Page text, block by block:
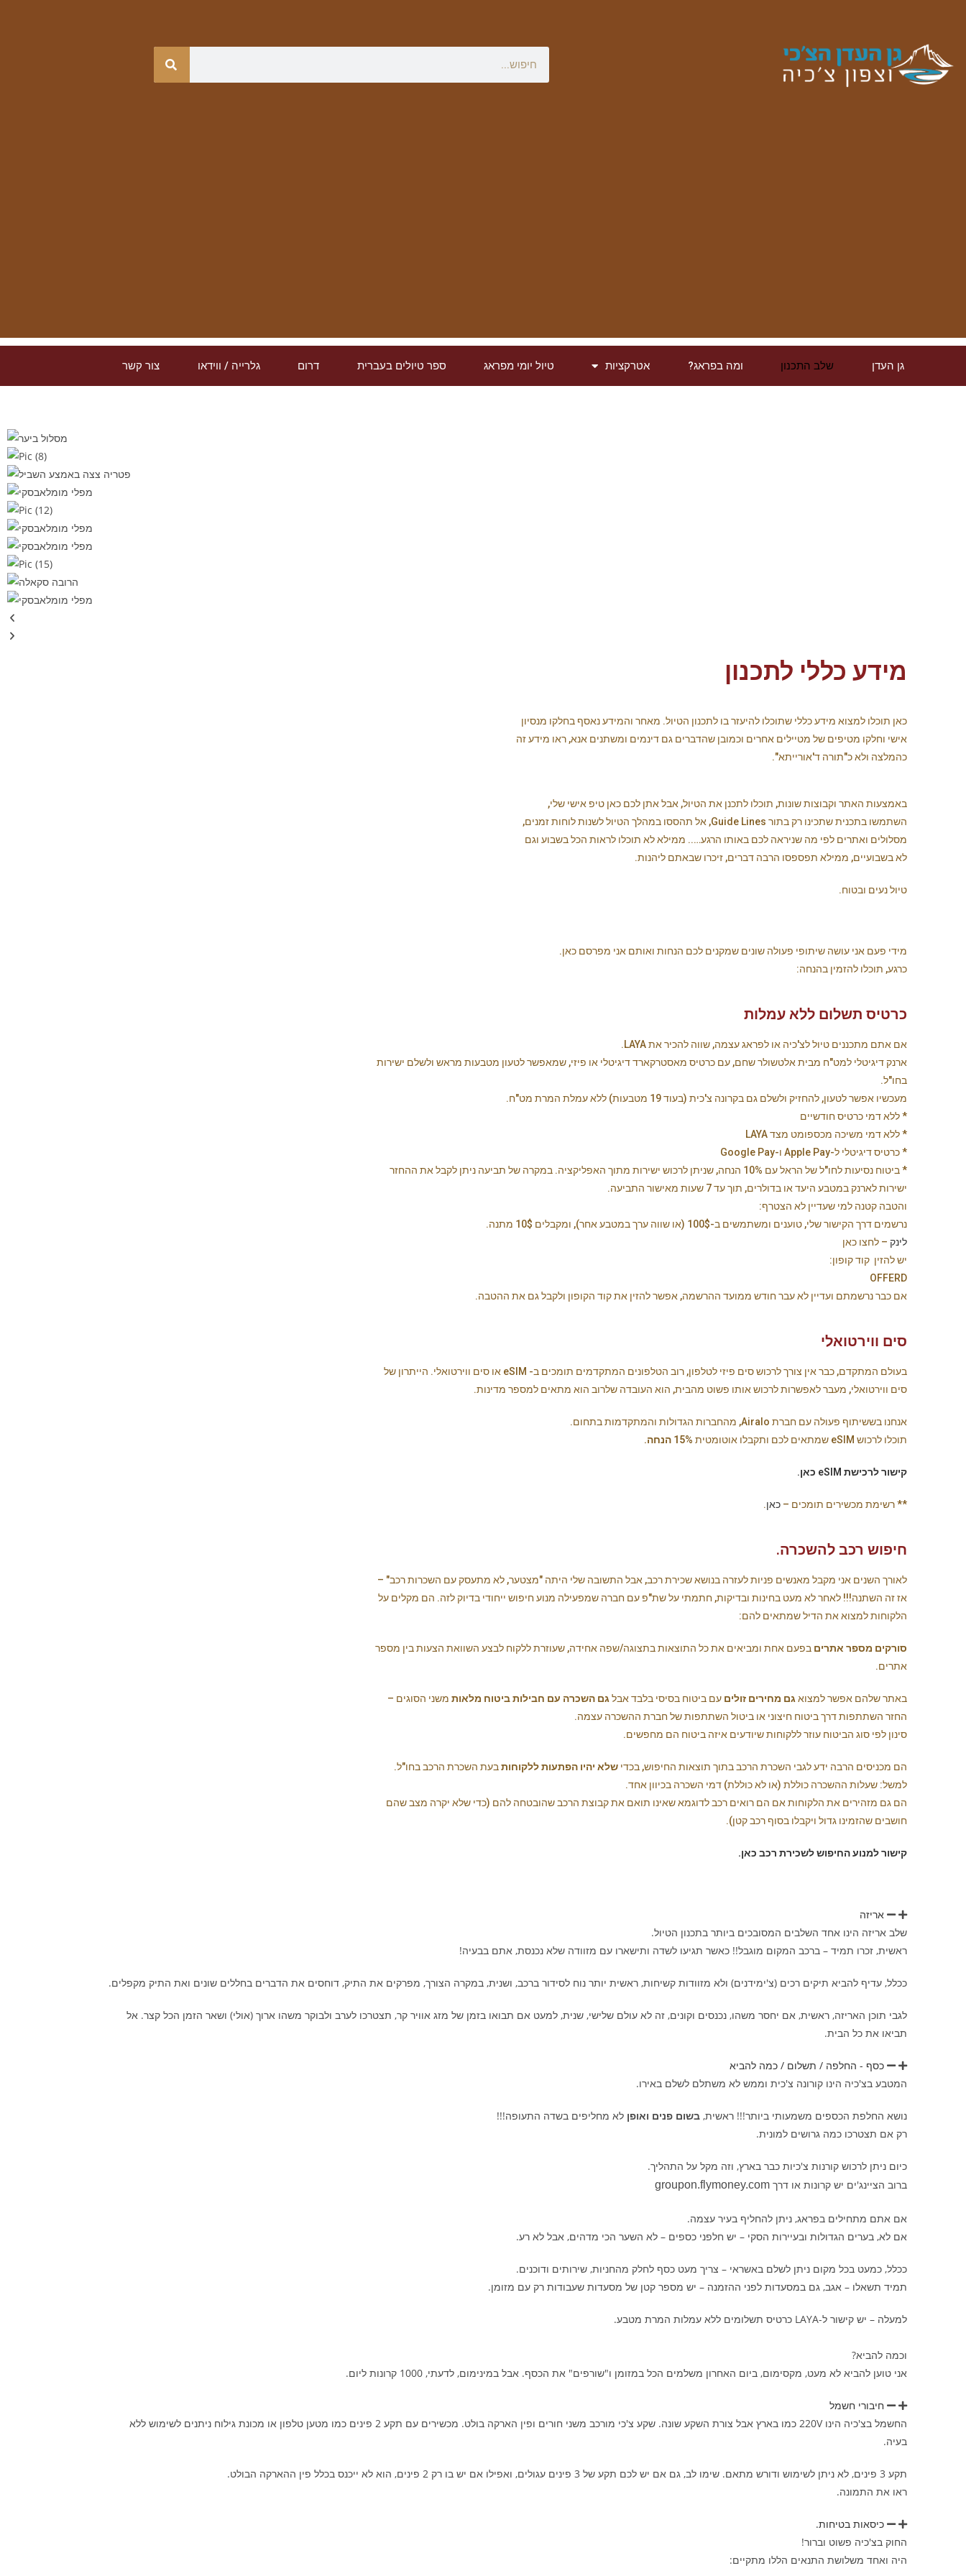
גן העדן שלב התכנון ומה בפראג? אטרקציות טיול יומי מפראג ספר טיולים בעברית דרום גלרייה / ווידאו צור קשר
מידע כללי לתכנון
כאן תוכלו למצוא מידע כללי שתוכלו להיעזר בו לתכנון הטיול. מאחר והמידע נאסף בחלקו מנסיון
אישי וחלקו מטיפים של מטיילים אחרים וכמובן שהדברים גם דינמים ומשתנים אנא, ראו מידע זה
כהמלצה ולא כ"תורה ד'אורייתא".
באמצעות האתר וקבוצות שונות, תוכלו לתכנן את הטיול, אבל אתן לכם כאן טיפ אישי שלי,
השתמשו בתכנית שתכינו רק בתור Guide Lines, אל תהססו במהלך הטיול לשנות לוחות זמנים,
מסלולים ואתרים לפי מה שניראה לכם באותו הרגע….. ממילא לא תוכלו לראות הכל בשבוע וגם
לא בשבועיים, ממילא תפספסו הרבה דברים, זיכרו שבאתם ליהנות.
טיול נעים ובטוח.
מידי פעם אני עושה שיתופי פעולה שונים שמקנים לכם הנחות ואותם אני מפרסם כאן.
כרגע, תוכלו להזמין בהנחה:
כרטיס תשלום ללא עמלות
אם אתם מתכננים טיול לצ'כיה או לפראג עצמה, שווה להכיר את LAYA.
ארנק דיגיטלי למט"ח מבית אלטשולר שחם, עם כרטיס מאסטרקארד דיגיטלי או פיזי, שמאפשר לטעון מטבעות מראש ולשלם ישירות
בחו"ל.
מעכשיו אפשר לטעון, להחזיק ולשלם גם בקרונה צ'כית (בעוד 19 מטבעות) ללא עמלת המרת מט"ח.
* ללא דמי כרטיס חודשיים
* ללא דמי משיכה מכספומט מצד LAYA
* כרטיס דיגיטלי ל-Apple Pay ו-Google Pay
* ביטוח נסיעות לחו"ל של הראל עם 10% הנחה, שניתן לרכוש ישירות מתוך האפליקציה. במקרה של תביעה ניתן לקבל את ההחזר
ישירות לארנק במטבע היעד או בדולרים, תוך עד 7 שעות מאישור התביעה.
והטבה קטנה למי שעדיין לא הצטרף:
נרשמים דרך הקישור שלי, טוענים ומשתמשים ב-100$ (או שווה ערך במטבע אחר), ומקבלים 10$ מתנה.
לינק – לחצו כאן
יש להזין קוד קופון:
OFFERD
אם כבר נרשמתם ועדיין לא עבר חודש ממועד ההרשמה, אפשר להזין את קוד הקופון ולקבל גם את ההטבה.
סים ווירטואלי
בעולם המתקדם, כבר אין צורך לרכוש סים פיזי לטלפון, רוב הטלפונים המתקדמים תומכים ב- eSIM או סים ווירטואלי. הייתרון של
סים ווירטואלי, מעבר לאפשרות לרכוש אותו פשוט מהבית, הוא העובדה שלרוב הוא מתאים למספר מדינות.
אנחנו בששיתוף פעולה עם חברת Airalo, מהחברות הגדולות והמתקדמות בתחום.
תוכלו לרכוש eSIM שמתאים לכם ותקבלו אוטומטית
15% הנחה.
קישור לרכישת eSIM כאן.
** רשימת מכשירים תומכים – כאן.
חיפוש רכב להשכרה.
לאורך השנים אני מקבל מאנשים פניות לעזרה בנושא שכירת רכב, אבל התשובה שלי היתה "מצטער, לא מתעסק עם השכרות רכב" –
אז זה השתנה!!! לאחר לא מעט בחינות ובדיקות, חתמתי על שת"פ עם חברה שמפעילה מנוע חיפוש ייחודי בדיוק לזה. הם מקלים על
הלקוחות למצוא את הדיל שמתאים להם:
סורקים מספר אתרים בפעם אחת ומביאים את כל התוצאות בתצוגה/שפה אחידה, שעוזרת ללקוח לבצע השוואת הצעות בין מספר
אתרים.
באתר שלהם אפשר למצוא גם מחירים זולים עם ביטוח בסיסי בלבד אבל גם השכרה עם חבילות ביטוח מלאות משני הסוגים –
החזר השתתפות דרך ביטוח חיצוני או ביטול השתתפות של חברת ההשכרה עצמה.
סינון לפי סוג הביטוח עוזר ללקוחות שיודעים איזה ביטוח הם מחפשים.
הם מכניסים הרבה ידע לגבי השכרת הרכב בתוך תוצאות החיפוש, בכדי שלא יהיו הפתעות ללקוחותבעת השכרת הרכב בחו"ל.
למשל: שעלות ההשכרה כוללת (או לא כוללת) דמי השכרה בכיוון אחד.
הם גם מזהירים את הלקוחות אם הם רואים רכב לדוגמא שאינו תואם את קבוצת הרכב שהובטחה להם (כדי שלא יקרה מצב שהם
חושבים שהזמינו גדול ויקבלו בסוף רכב קטן).
קישור למנוע החיפוש לשכירת רכב כאן.
אריזה
שלב אריזה הינו אחד השלבים המסובכים ביותר בתכנון הטיול.
ראשית, זכרו תמיד – ברכב המקום מוגבל!! כאשר תגיעו לשדה ותישארו עם מזוודה שלא נכנסת, אתם בבעיה!
ככלל, עדיף להביא תיקים רכים (צ'ימידנים) ולא מזוודות קשיחות, ראשית יותר נוח לסידור ברכב, ושנית, במקרה הצורך, מפרקים את התיק, דוחסים את הדברים בחללים שונים ואת התיק מקפלים.
לגבי תוכן האריזה, ראשית, אם יחסר משהו, נכנסים וקונים, זה לא עולם שלישי, שנית, למעט אם תבואו בזמן של מזג אוויר קר, תצטרכו לערב ולבוקר משהו ארוך (אולי) ושאר הזמן הכל קצר. אל
תביאו את כל הבית.
כסף - החלפה / תשלום / כמה להביא
המטבע בצ'כיה הינו קורונה צ'כית וממש לא משתלם לשלם באירו.
נושא החלפת הכספים משמעותי ביותר!!! ראשית, בשום פנים ואופן לא מחליפים בשדה התעופה!!!
רק אם תצטרכו כמה גרושים למונית.
כיום ניתן לרכוש קורנות צ'כיות כבר בארץ, וזה מקל על התהליך.
ברוב הציינג'ים יש קרונות או דרך groupon.flymoney.com
אם אתם מתחילים בפראג, ניתן להחליף בעיר עצמה.
אם לא, בערים הגדולות ובעיירות הסקי – יש חלפני כספים – לא השער הכי מדהים, אבל לא רע.
ככלל, כמעט בכל מקום ניתן לשלם באשראי – צריך מעט כסף לחלק מהחניות, שירותים ודוכנים.
תמיד תשאלו – אגב, גם במסעדות לפני ההזמנה – יש מספר קטן של מסעדות שעבודות רק עם מזומן.
למעלה – יש קישור ל-LAYA כרטיס תשלומים ללא עמלות המרת מטבע.
וכמה להביא?
אני טוען להביא לא מעט, מקסימום, ביום האחרון משלמים הכל במזומן ו"שורפים" את הכסף. אבל במינימום, לדעתי, 1000 קרונות ליום.
חיבורי חשמל
החשמל בצ'כיה הינו 220V כמו בארץ אבל צורת השקע שונה. שקע צ'כי מורכב משני חורים ופין הארקה בולט. מכשירים עם תקע 2 פינים כמו מטען טלפון או מכונת גילוח ניתנים לשימוש ללא
בעיה.
תקע 3 פינים, לא ניתן לשימוש ודורש מתאם. שימו לב, גם אם יש לכם תקע של 3 פינים עגולים, ואפילו אם יש בו רק 2 פינים, הוא לא ייכנס בכלל פין ההארקה הבולט.
ראו את התמונה.
כיסאות בטיחות.
החוק בצ'כיה פשוט וברור!
היה ואחד משלושת התנאים הללו מתקיים: